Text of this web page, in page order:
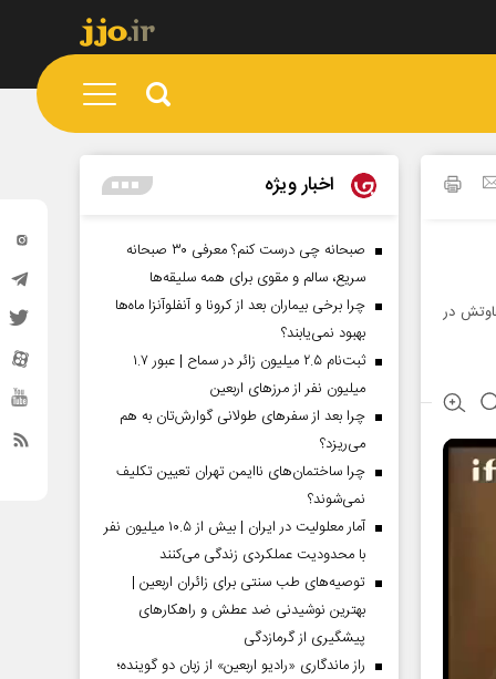
در
اخبار ویژه
صبحانه چی درست کنم؟ معرفی ۳۰ صبحانه
سریع، سالم و مقوی برای همه سلیقه‌ها
چرا برخی بیماران بعد از کرونا و آنفلوآنزا ماه‌ها
بهبود نمی‌یابند؟
ثبت‌نام ۲.۵ میلیون زائر در سماح | عبور ۱.۷
میلیون نفر از مرز‌های اربعین
چرا بعد از سفرهای طولانی گوارش‌تان به هم
می‌ریزد؟
چرا ساختمان‌های ناایمن تهران تعیین تکلیف
نمی‌شوند؟
آمار معلولیت در ایران | بیش از ۱۰.۵ میلیون نفر
با محدودیت عملکردی زندگی می‌کنند
توصیه‌های طب سنتی برای زائران اربعین |
بهترین نوشیدنی ضد عطش و راهکارهای
پیشگیری از گرمازدگی
راز ماندگاری «رادیو اربعین» از زبان دو گوینده؛